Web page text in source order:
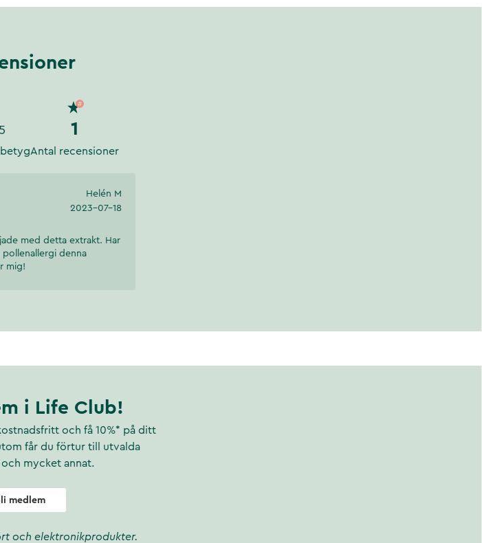
1
Antal recensioner
Helén M
2023-07-18
med detta extrakt. Har
denna
mig!
i Life Club!
och få 10%* på ditt
får du förtur till utvalda
och mycket annat.
medlem
och elektronikprodukter.